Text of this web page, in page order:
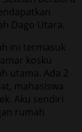
Dago Utara.
ini termasuk
kosku
utama. Ada 2
mahasiswa
Aku sendiri
rumah